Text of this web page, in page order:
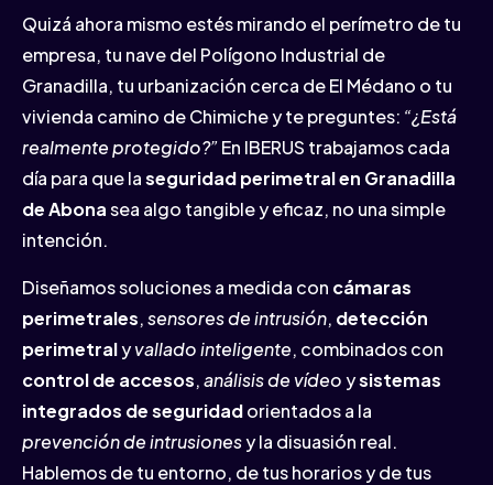
Quizá ahora mismo estés mirando el perímetro de tu
empresa, tu nave del Polígono Industrial de
Granadilla, tu urbanización cerca de El Médano o tu
vivienda camino de Chimiche y te preguntes: “¿Está
realmente protegido?”En IBERUS trabajamos cada
día para que laseguridad perimetral en Granadilla
de Abonasea algo tangible y eficaz, no una simple
intención.
Diseñamos soluciones a medida con cámaras
perimetrales,sensores de intrusión, detección
perimetralyvallado inteligente, combinados con
control de accesos,análisis de vídeoysistemas
integrados de seguridadorientados a la
prevención de intrusionesy la disuasión real.
Hablemos de tu entorno, de tus horarios y de tus